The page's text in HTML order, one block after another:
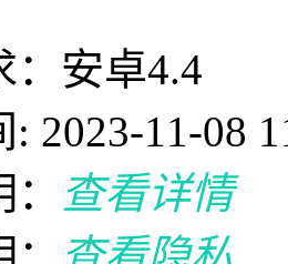
：安卓4.4
2023-11-08
查看详情